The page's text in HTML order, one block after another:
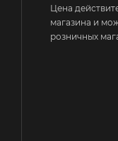
Цена
магазина и
розничных